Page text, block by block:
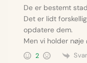
De er bestemt
Det er lidt
opdatere dem.
Men vi holder nøje
2 Svar